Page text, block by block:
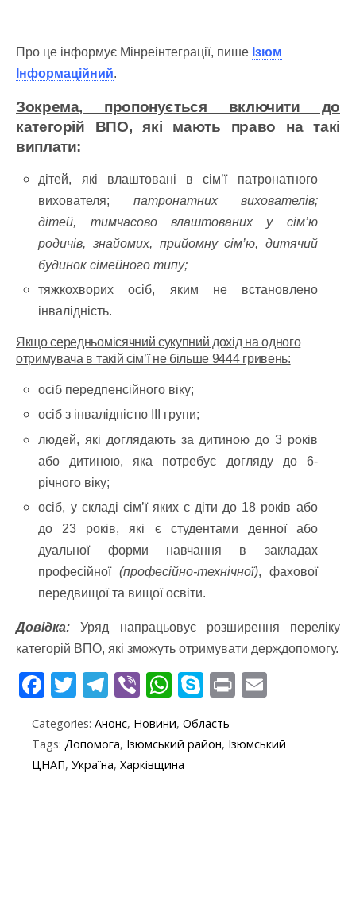
Про це інформує Мінреінтеграції, пише Ізюм
Інформаційний.
Зокрема, пропонується включити до
категорій ВПО, які мають право на такі
виплати:
дітей, які влаштовані в сім’ї патронатного
вихователя; патронатних вихователів;
дітей, тимчасово влаштованих у сім’ю
родичів, знайомих, прийомну сім’ю, дитячий
будинок сімейного типу;
тяжкохворих осіб, яким не встановлено
інвалідність.
Якщо середньомісячний сукупний дохід на одного
отримувача в такій сім’ї не більше 9444 гривень:
осіб передпенсійного віку;
осіб з інвалідністю III групи;
людей, які доглядають за дитиною до 3 років
або дитиною, яка потребує догляду до 6-
річного віку;
осіб, у складі сім’ї яких є діти до 18 років або
до 23 років, які є студентами денної або
дуальної форми навчання в закладах
професійної (професійно-технічної), фахової
передвищої та вищої освіти.
Довідка:
Уряд напрацьовує розширення переліку
категорій ВПО, які зможуть отримувати держдопомогу.
F
e
b
T
itt
er
T
e
gr
Vi
er
W
at
s
S
y
Pr
t ai
Categories: Анонс, Новини, Область
Tags: Допомога, Ізюмський район, Ізюмський
ЦНАП, Україна, Харківщина